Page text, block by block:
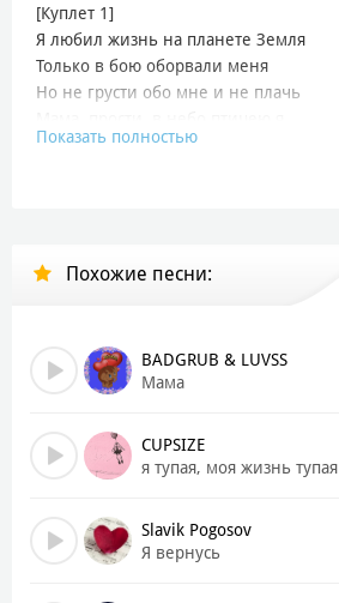
[Куплет 1]
Я любил жизнь на планете Земля
Только в бою оборвали меня
Но не грусти обо мне и не плачь
«Папа, прости, что я не пришёл»
Я не пропал и не бросил всех вас
Птицею стал просто белою я
И навсегда я бессмертен теперь
И небосвод словами качнулся:
«Мама, прости, что я не вернулся»
И небеса содрогнулись от слов:
Показать полностью
Похожие песни:
BADGRUB & LUVSS
Мама
CUPSIZE
я тупая, моя жизнь тупая
Slavik Pogosov
Я вернусь